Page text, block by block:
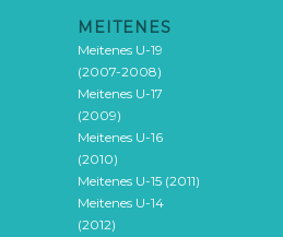
MEITENES
Meitenes U-19
(2007-2008)
Meitenes U-17
(2009)
Meitenes U-16
(2010)
Meitenes U-15 (2011)
Meitenes U-14
(2012)